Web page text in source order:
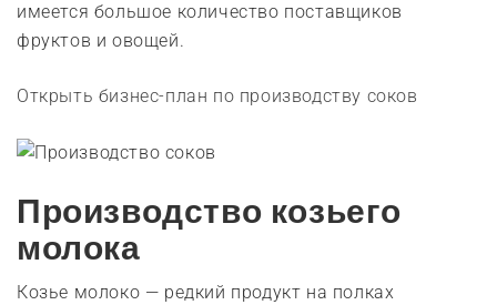
имеется большое количество поставщиков
фруктов и овощей.
Открыть бизнес-план по производству соков
Производство козьего
молока
Козье молоко — редкий продукт на полках